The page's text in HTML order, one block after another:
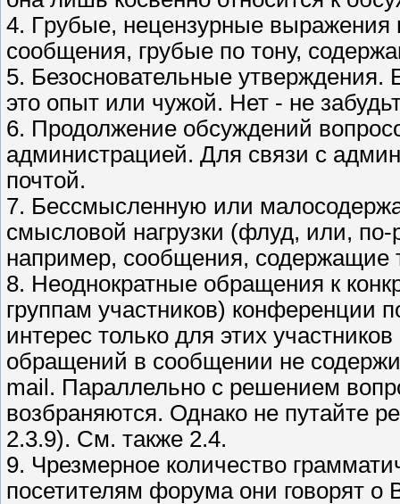
4. Гpубые, нецензурные
сообщения, грубые по тону,
5. Безосновательные
это опыт или чужой. Нет - не
6. Продолжение обсуждений
администрацией. Для связи с
почтой.
7. Бессмысленнyю или
смысловой нагрузки (флуд, или,
например, сообщения, содержащие
8. Неоднократные обращения к
группам участников)
интерес только для этих
обращений в сообщении не
mail. Параллельно с решением
возбраняются. Однако не путайте
2.3.9). См. также 2.4.
9. Чpезмеpное количество
посетителям форума они говорят